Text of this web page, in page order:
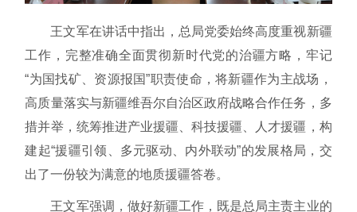
王文军在讲话中指出，总局党委始终高度重视新疆
工作，完整准确全面贯彻新时代党的治疆方略，牢记
“为国找矿、资源报国”职责使命，将新疆作为主战场，
高质量落实与新疆维吾尔自治区政府战略合作任务，多
措并举，统筹推进产业援疆、科技援疆、人才援疆，构
建起“援疆引领、多元驱动、内外联动”的发展格局，交
出了一份较为满意的地质援疆答卷。
王文军强调，做好新疆工作，既是总局主责主业的